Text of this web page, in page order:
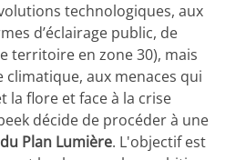
technologiques, aux
d’éclairage public, de
territoire en zone 30), mais
climatique, aux menaces qui
la flore et face à la crise
décide de procéder à une
Plan Lumière. L'objectif est